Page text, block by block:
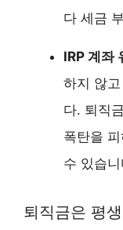
다 세금
IRP 계좌
하지 않
다. 퇴직
폭탄을
수 있습
퇴직금은 평